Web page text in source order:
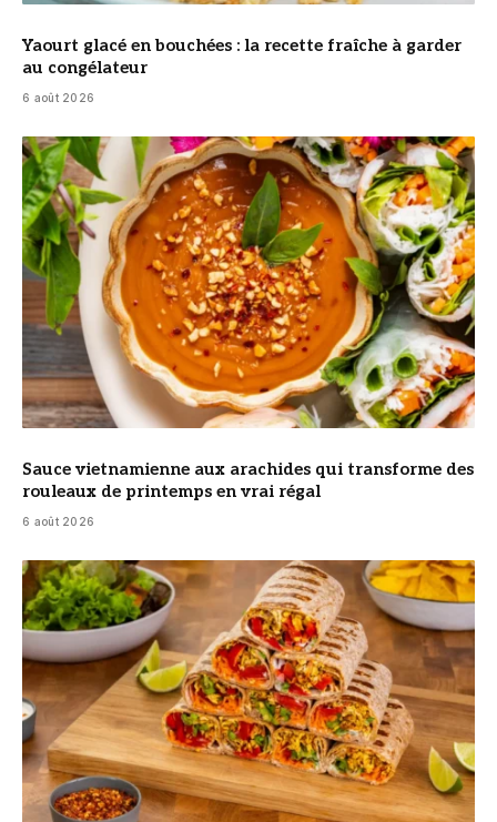
Yaourt glacé en bouchées : la recette fraîche à garder
au congélateur
6 août 2026
© DR
Sauce vietnamienne aux arachides qui transforme des
rouleaux de printemps en vrai régal
6 août 2026
© DR